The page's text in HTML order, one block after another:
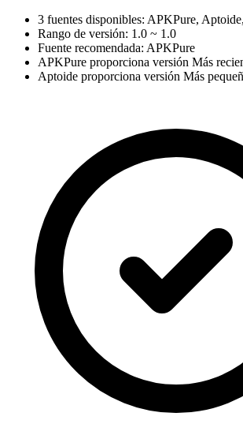
3 fuentes disponibles: APKPure,
Rango de versión: 1.0 ~ 1.0
Fuente recomendada: APKPure
APKPure proporciona versión Más
Aptoide proporciona versión Más